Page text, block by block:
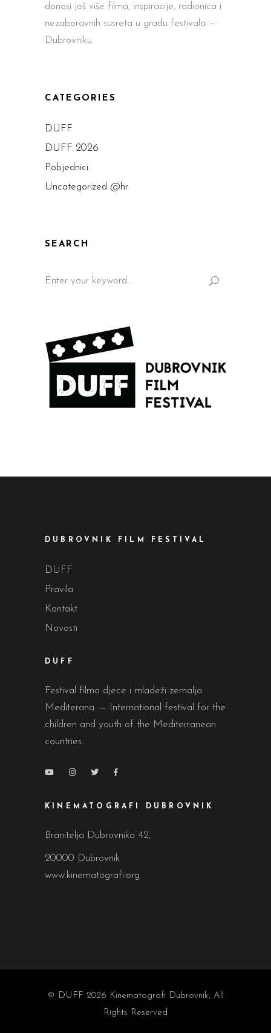
donosi još više filma, inspiracije, radionica i
nezaboravnih susreta u gradu festivala —
Dubrovniku.
CATEGORIES
DUFF
DUFF 2026
Pobjednici
Uncategorized @hr
SEARCH
DUBROVNIK FILM FESTIVAL
DUFF
Pravila
Kontakt
Novosti
DUFF
Festival filma djece i mladeži zemalja
Mediterana. — International festival for the
children and youth of the Mediterranean
countries.
KINEMATOGRAFI DUBROVNIK
Branitelja Dubrovnika 42,
20000 Dubrovnik
www.kinematografi.org
© DUFF 2026 Kinematografi Dubrovnik, All
Rights Reserved